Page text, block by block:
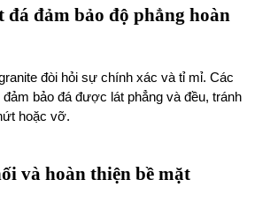
đảm bảo độ phẳng hoàn
đòi hỏi sự chính xác và tỉ mỉ. Các
bảo đá được lát phẳng và đều, tránh
hoặc vỡ.
và hoàn thiện bề mặt